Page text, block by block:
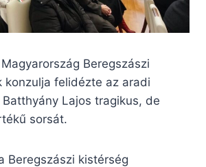
Beregszászi
konzulja felidézte az aradi
Lajos tragikus, de
sorsát.
Beregszászi kistérség